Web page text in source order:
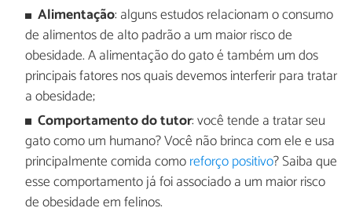
Alimentação: alguns estudos relacionam o consumo
de alimentos de alto padrão a um maior risco de
obesidade. A alimentação do gato é também um dos
principais fatores nos quais devemos interferir para tratar
a obesidade;
Comportamento do tutor: você tende a tratar seu
gato como um humano? Você não brinca com ele e usa
principalmente comida comoreforço positivo? Saiba que
esse comportamento já foi associado a um maior risco
de obesidade em felinos.